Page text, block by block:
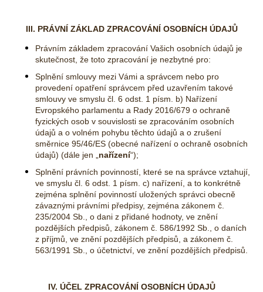
III. PRÁVNÍ ZÁKLAD ZPRACOVÁNÍ OSOBNÍCH ÚDAJŮ
Právním základem zpracování Vašich osobních údajů je
skutečnost, že toto zpracování je nezbytné pro:
Splnění smlouvy mezi Vámi a správcem nebo pro
provedení opatření správcem před uzavřením takové
smlouvy ve smyslu čl. 6 odst. 1 písm. b) Nařízení
Evropského parlamentu a Rady 2016/679 o ochraně
fyzických osob v souvislosti se zpracováním osobních
údajů a o volném pohybu těchto údajů a o zrušení
směrnice 95/46/ES (obecné nařízení o ochraně osobních
údajů) (dále jen „ nařízení“);
Splnění právních povinností, které se na správce vztahují,
ve smyslu čl. 6 odst. 1 písm. c) nařízení, a to konkrétně
zejména splnění povinností uložených správci obecně
závaznými právními předpisy, zejména zákonem č.
235/2004 Sb., o dani z přidané hodnoty, ve znění
pozdějších předpisů, zákonem č. 586/1992 Sb., o daních
z příjmů, ve znění pozdějších předpisů, a zákonem č.
563/1991 Sb., o účetnictví, ve znění pozdějších předpisů.
IV. ÚČEL ZPRACOVÁNÍ OSOBNÍCH ÚDAJŮ